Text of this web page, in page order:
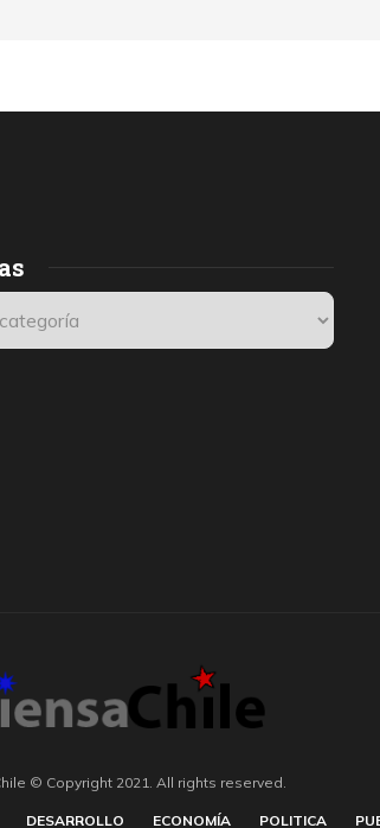
© Copyright 2021. All rights reserved.
DESARROLLO ECONOMÍA POLITICA